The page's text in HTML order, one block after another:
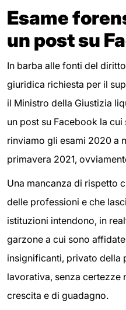
Esame
un post su
In barba alle fonti del
giuridica richiesta per il
il Ministro della Giustizia
un post su Facebook la
rinviamo gli esami 2020 a
primavera 2021,
Una mancanza di rispetto
delle professioni e che
istituzioni intendono, in
garzone a cui sono
insignificanti, privato della
lavorativa, senza certezze
crescita e di guadagno.